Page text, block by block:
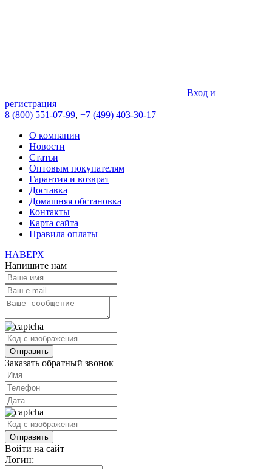
Вход и
регистрация
8 (800) 551-07-99, +7 (499) 403-30-17
О компании
Новости
Статьи
Оптовым покупателям
Гарантия и возврат
Доставка
Домашняя обстановка
Контакты
Карта сайта
Правила оплаты
НАВЕРХ
Напишите нам
Заказать обратный звонок
Войти на сайт
Логин: